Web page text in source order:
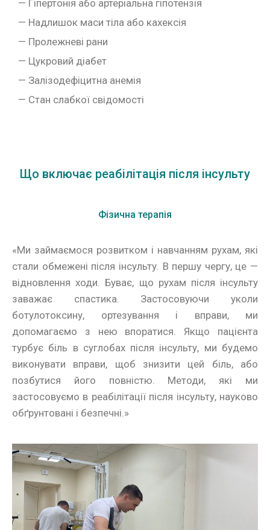
— Гіпертонія або артеріальна гіпотензія
— Надлишок маси тіла або кахексія
— Пролежневі рани
— Цукровий діабет
— Залізодефіцитна анемія
— Стан слабкої свідомості
Що включає реабілітація після інсульту
Фізична терапія
«Ми займаємося розвитком і навчанням рухам, які
стали обмежені після інсульту. В першу чергу, це —
відновлення ходи. Буває, що рухам після інсульту
заважає спастика. Застосовуючи уколи
ботулотоксину, ортезування і вправи, ми
допомагаємо з нею впоратися. Якщо пацієнта
турбує біль в суглобах після інсульту, ми будемо
виконувати вправи, щоб знизити цей біль, або
позбутися його повністю. Методи, які ми
застосовуємо в реабілітації після інсульту, науково
обґрунтовані і безпечні.»